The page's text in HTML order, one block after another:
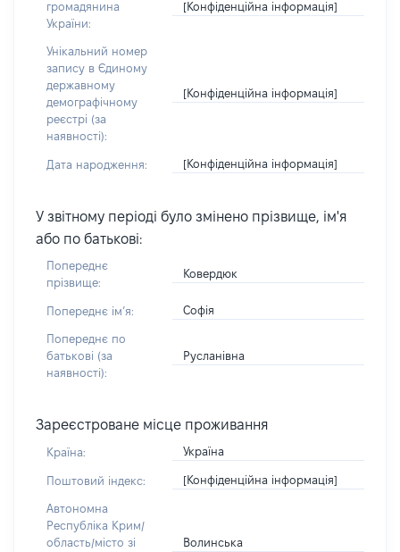
громадянина
України:
[Конфіденційна інформація]
Унікальний номер
запису в Єдиному
державному
демографічному
реєстрі (за
наявності):
[Конфіденційна інформація]
Дата народження: [Конфіденційна інформація]
У звітному періоді було змінено прізвище, ім'я
або по батькові:
Попереднє
прізвище:
Ковердюк
Попереднє імʼя: Софія
Попереднє по
батькові (за
наявності):
Русланівна
Зареєстроване місце проживання
Країна: Україна
Поштовий індекс: [Конфіденційна інформація]
Автономна
Республіка Крим/
область/місто зі
Волинська